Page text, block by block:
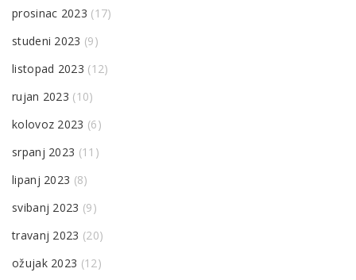
prosinac 2023 (17)
studeni 2023 (9)
listopad 2023 (12)
rujan 2023 (10)
kolovoz 2023 (6)
srpanj 2023 (11)
lipanj 2023 (8)
svibanj 2023 (9)
travanj 2023 (20)
ožujak 2023 (12)